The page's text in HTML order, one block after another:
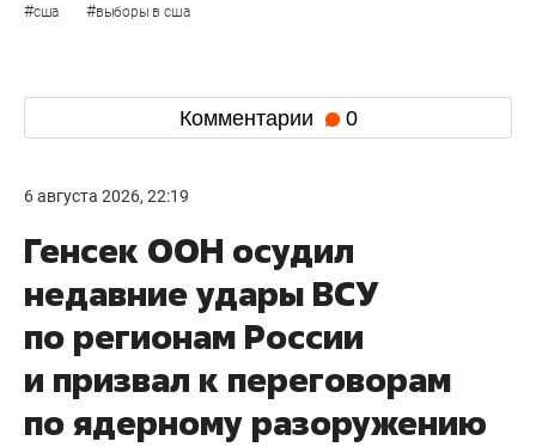
#сша #выборы в сша
Комментарии 0
6 августа 2026, 22:19
Генсек ООН осудил
недавние удары ВСУ
по регионам России
и призвал к переговорам
по ядерному разоружению